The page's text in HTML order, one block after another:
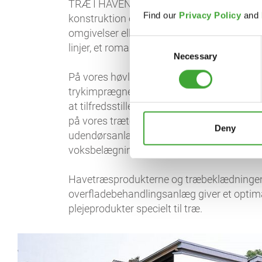
Find our Privacy Policy and
Necessary
Deny
TRÆ I HAVEN ELLER SOM BEKLÆDNING
konstruktion og overfladebehandling. I
omgivelser eller skille sig ud og skabe
linjer, et romantisk bondehusudseende
På vores høvleri i Warendorf bliver
trykimprægneret træ samt
at tilfredsstille den enkeltes smag kan
på vores træterrasser og afskærmninger.
udendørsanlæg. Mange af vores mest
voksbelægninger, bejdser og finish.
Havetræsprodukterne og
overfladebehandlingsanlæg giver et
plejeprodukter specielt til træ.